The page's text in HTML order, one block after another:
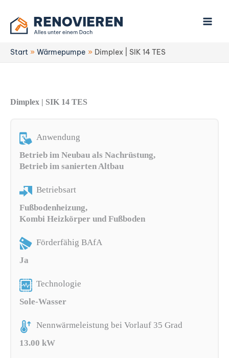
Inhalt
springen
Start Wärmepumpe Dimplex | SIK 14 TES
Dimplex | SIK 14 TES
Anwendung
Betrieb im Neubau als Nachrüstung,
Betrieb im sanierten Altbau
Betriebsart
Fußbodenheizung,
Kombi Heizkörper und Fußboden
Förderfähig BAfA
Ja
Technologie
Sole-Wasser
Nennwärmeleistung bei Vorlauf 35 Grad
13.00 kW